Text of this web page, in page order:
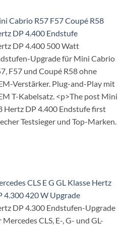
Cabrio R57 F57 Coupé R58
DP 4.400 Endstufe
DP 4.400 500 Watt
Upgrade für Mini Cabrio
F57 und Coupé R58 ohne
Verstärker. Plug-and-Play mit
T-Kabelsatz. <p>The post Mini
Hertz DP 4.400 Endstufe first
Testsieger und Top-Marken.
CLS E G GL Klasse Hertz
4.300 420 W Upgrade
DP 4.300 Endstufen-Upgrade
Mercedes CLS, E-, G- und GL-